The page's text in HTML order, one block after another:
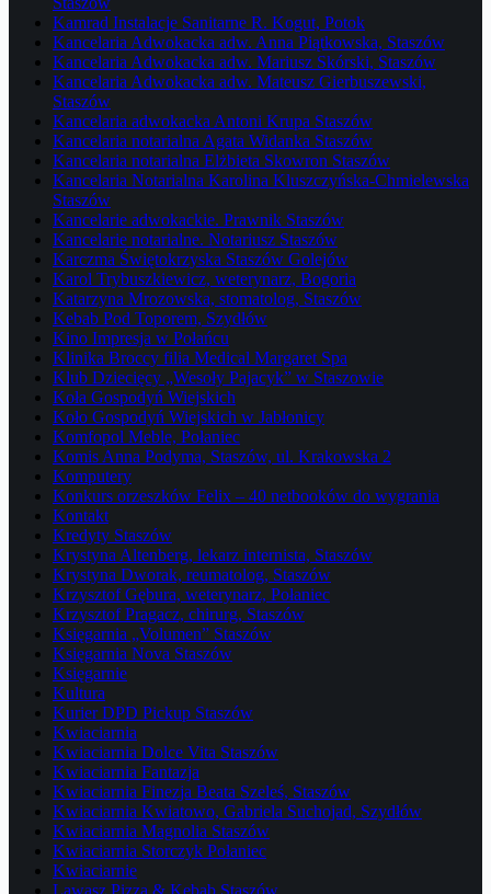
Kamrad Instalacje Sanitarne R. Kogut, Potok
Kancelaria Adwokacka adw. Anna Piątkowska, Staszów
Kancelaria Adwokacka adw. Mariusz Skórski, Staszów
Kancelaria Adwokacka adw. Mateusz Gierbuszewski,
Staszów
Kancelaria adwokacka Antoni Krupa Staszów
Kancelaria notarialna Agata Widanka Staszów
Kancelaria notarialna Elżbieta Skowron Staszów
Kancelaria Notarialna Karolina Kluszczyńska-Chmielewska
Staszów
Kancelarie adwokackie. Prawnik Staszów
Kancelarie notarialne. Notariusz Staszów
Karczma Świętokrzyska Staszów Golejów
Karol Trybuszkiewicz, weterynarz, Bogoria
Katarzyna Mrozowska, stomatolog, Staszów
Kebab Pod Toporem, Szydłów
Kino Impresja w Połańcu
Klinika Broccy filia Medical Margaret Spa
Klub Dziecięcy „Wesoły Pajacyk” w Staszowie
Koła Gospodyń Wiejskich
Koło Gospodyń Wiejskich w Jabłonicy
Komfopol Meble, Połaniec
Komis Anna Podyma, Staszów, ul. Krakowska 2
Komputery
Konkurs orzeszków Felix – 40 netbooków do wygrania
Kontakt
Kredyty Staszów
Krystyna Altenberg, lekarz internista, Staszów
Krystyna Dworak, reumatolog, Staszów
Krzysztof Gębura, weterynarz, Połaniec
Krzysztof Pragacz, chirurg, Staszów
Księgarnia „Volumen” Staszów
Księgarnia Nova Staszów
Księgarnie
Kultura
Kurier DPD Pickup Staszów
Kwiaciarnia
Kwiaciarnia Dolce Vita Staszów
Kwiaciarnia Fantazja
Kwiaciarnia Finezja Beata Szeleś, Staszów
Kwiaciarnia Kwiatowo, Gabriela Suchojad, Szydłów
Kwiaciarnia Magnolia Staszów
Kwiaciarnia Storczyk Połaniec
Kwiaciarnie
Lawasz Pizza & Kebab Staszów